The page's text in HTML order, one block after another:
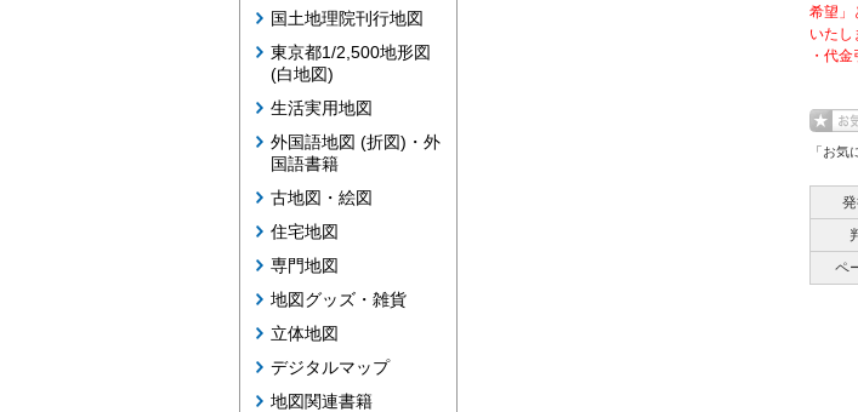
国土地理院刊行地図
東京都1/2,500地形図
(白地図)
生活実用地図
外国語地図 (折図)・外
国語書籍
古地図・絵図
住宅地図
専門地図
地図グッズ・雑貨
立体地図
デジタルマップ
地図関連書籍
希望」
いたし
・代
「お
ペ